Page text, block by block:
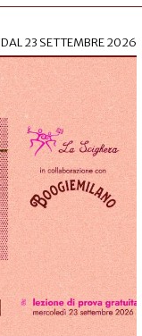
DAL23 SETTEMBRE 2026